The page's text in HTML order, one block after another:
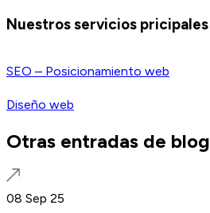
Nuestros servicios pricipales
SEO – Posicionamiento web
Diseño web
Otras entradas de blog
08 Sep 25